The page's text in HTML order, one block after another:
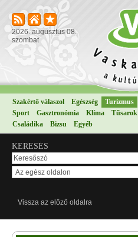
2026. augusztus 08.
szombat
Szakértő válaszol Egészség Turizmus
Sport
Gasztronómia Klíma Tűsarok
Családika
Bizsu Egyéb
KERESÉS
Vissza az előző oldalra